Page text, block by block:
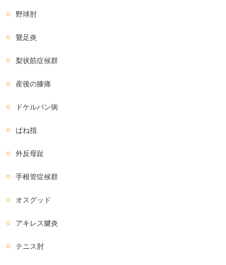
野球肘
鵞足炎
梨状筋症候群
産後の膝痛
ドケルバン病
ばね指
外反母趾
手根管症候群
オスグッド
アキレス腱炎
テニス肘